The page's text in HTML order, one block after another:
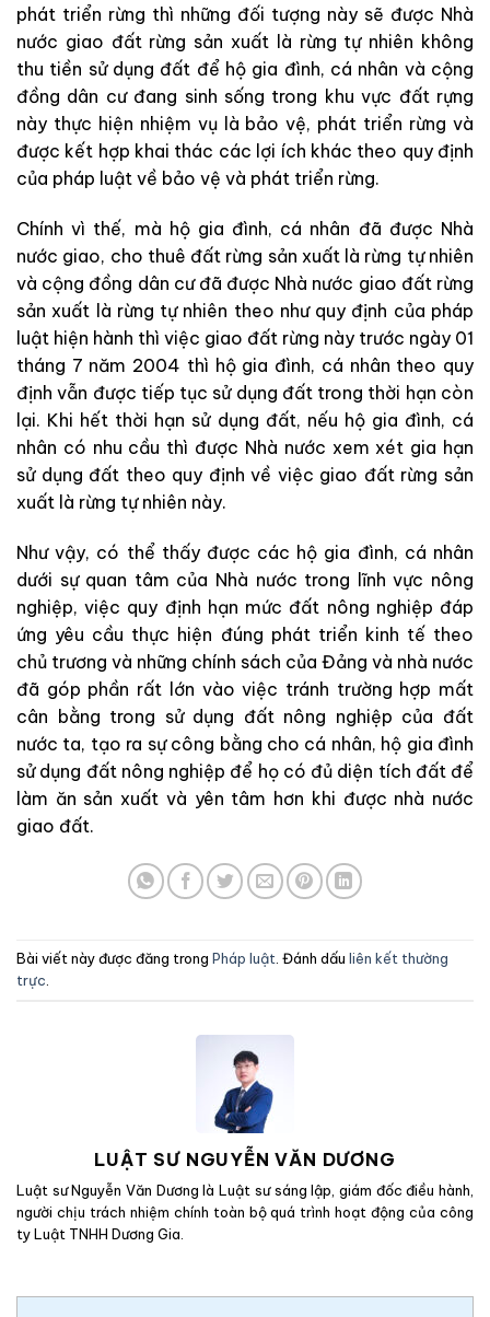
phát triển rừng thì những đối tượng này sẽ được Nhà
nước giao đất rừng sản xuất là rừng tự nhiên không
thu tiền sử dụng đất để hộ gia đình, cá nhân và cộng
đồng dân cư đang sinh sống trong khu vực đất rựng
này thực hiện nhiệm vụ là bảo vệ, phát triển rừng và
được kết hợp khai thác các lợi ích khác theo quy định
của pháp luật về bảo vệ và phát triển rừng.
Chính vì thế, mà hộ gia đình, cá nhân đã được Nhà
nước giao, cho thuê đất rừng sản xuất là rừng tự nhiên
và cộng đồng dân cư đã được Nhà nước giao đất rừng
sản xuất là rừng tự nhiên theo như quy định của pháp
luật hiện hành thì việc giao đất rừng này trước ngày 01
tháng 7 năm 2004 thì hộ gia đình, cá nhân theo quy
định vẫn được tiếp tục sử dụng đất trong thời hạn còn
lại. Khi hết thời hạn sử dụng đất, nếu hộ gia đình, cá
nhân có nhu cầu thì được Nhà nước xem xét gia hạn
sử dụng đất theo quy định về việc giao đất rừng sản
xuất là rừng tự nhiên này.
Như vậy, có thể thấy được các hộ gia đình, cá nhân
dưới sự quan tâm của Nhà nước trong lĩnh vực nông
nghiệp, việc quy định hạn mức đất nông nghiệp đáp
ứng yêu cầu thực hiện đúng phát triển kinh tế theo
chủ trương và những chính sách của Đảng và nhà nước
đã góp phần rất lớn vào việc tránh trường hợp mất
cân bằng trong sử dụng đất nông nghiệp của đất
nước ta, tạo ra sự công bằng cho cá nhân, hộ gia đình
sử dụng đất nông nghiệp để họ có đủ diện tích đất để
làm ăn sản xuất và yên tâm hơn khi được nhà nước
giao đất.
Bài viết này được đăng trong Pháp luật. Đánh dấu liên kết thường
trực.
LUẬT SƯ NGUYỄN VĂN DƯƠNG
Luật sư Nguyễn Văn Dương là Luật sư sáng lập, giám đốc điều hành,
người chịu trách nhiệm chính toàn bộ quá trình hoạt động của công
ty Luật TNHH Dương Gia.